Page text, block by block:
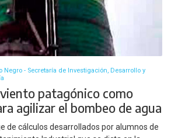
Negro - Secretaría de Investigación, Desarrollo y
patagónico como
agilizar el bombeo de agua
de cálculos desarrollados por alumnos de